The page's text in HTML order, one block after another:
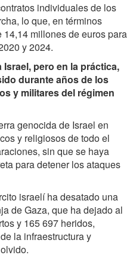
individuales de los
lo que, en términos
millones de euros para
y 2024.
pero en la práctica,
durante años de los
y militares del régimen
genocida de Israel en
y religiosos de todo el
sin que se haya
para detener los ataques
israelí ha desatado una
de Gaza, que ha dejado al
y 165 697 heridos,
la infraestructura y